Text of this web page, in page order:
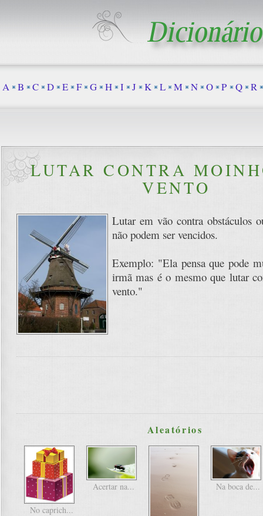
LUTAR CONTRA
VENTO
Lutar em vão contra obstáculos
não podem ser vencidos.
Exemplo: "Ela pensa que pode
irmã mas é o mesmo que lutar
vento."
Aleatórios
No caprich...
Acertar na... Na boca de...
A B C D E F G H I J K L M N O P Q R